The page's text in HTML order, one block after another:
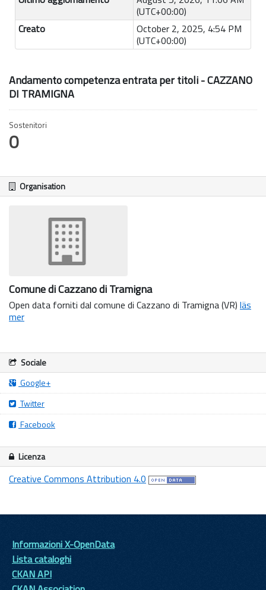
(UTC+00:00)
Creato
October 2, 2025, 4:54 PM
(UTC+00:00)
Andamento competenza entrata per titoli - CAZZANO
DI TRAMIGNA
Sostenitori
0
Organisation
Comune di Cazzano di Tramigna
Open data forniti dal comune di Cazzano di Tramigna (VR) läs
mer
Sociale
Google+
Twitter
Facebook
Licenza
Creative Commons Attribution 4.0
Informazioni X-OpenData
Lista cataloghi
CKAN API